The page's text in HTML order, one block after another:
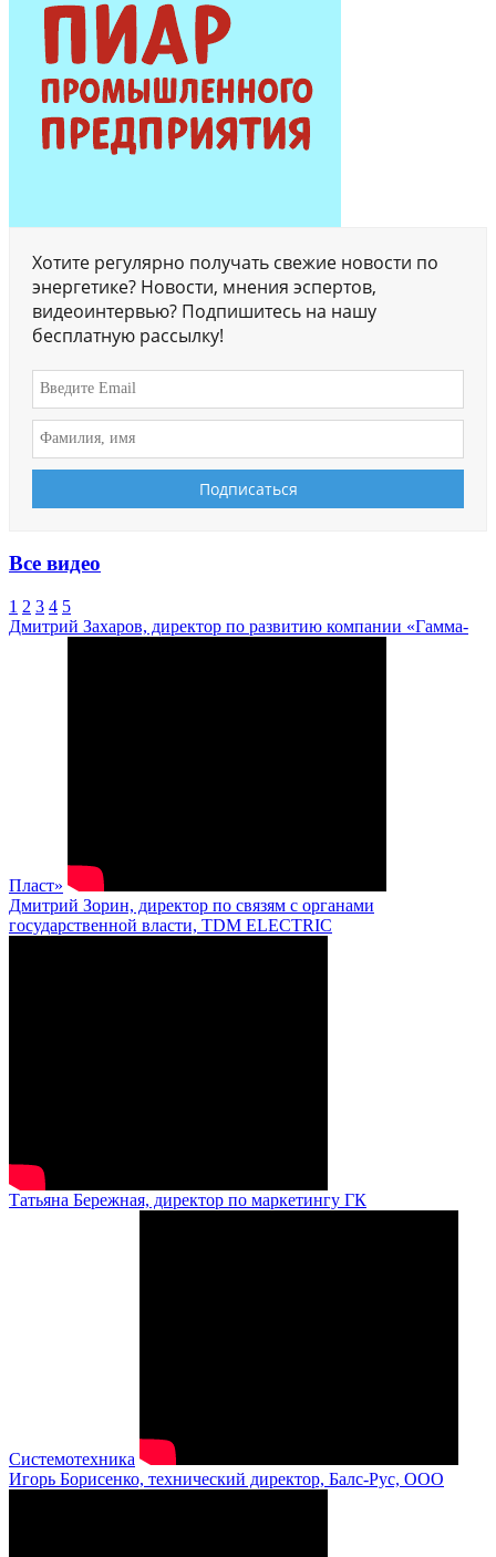
Хотите регулярно получать свежие новости по
энергетике? Новости, мнения эспертов,
видеоинтервью? Подпишитесь на нашу
бесплатную рассылку!
Все видео
1 2 3 4 5
Дмитрий Захаров, директор по развитию компании «Гамма-
Пласт»
Дмитрий Зорин, директор по связям с органами
государственной власти, TDM ELECTRIC
Татьяна Бережная, директор по маркетингу ГК
Системотехника
Игорь Борисенко, технический директор, Балс-Рус, ООО